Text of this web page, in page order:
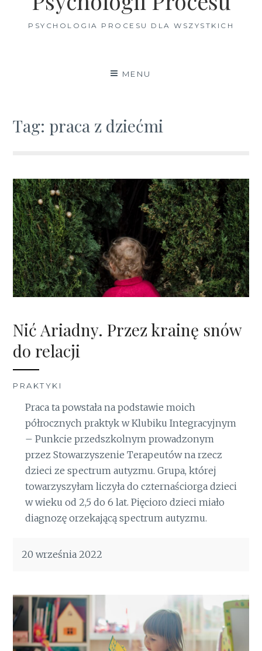
PSYCHOLOGIA PROCESU DLA WSZYSTKICH
MENU
Tag: praca z dziećmi
Nić Ariadny. Przez krainę snów
do relacji
PRAKTYKI
Praca ta powstała na podstawie moich
półrocznych praktyk w Klubiku Integracyjnym
– Punkcie przedszkolnym prowadzonym
przez Stowarzyszenie Terapeutów na rzecz
dzieci ze spectrum autyzmu. Grupa, której
towarzyszyłam liczyła do czternaściorga dzieci
w wieku od 2,5 do 6 lat. Pięcioro dzieci miało
diagnozę orzekającą spectrum autyzmu.
20 września 2022